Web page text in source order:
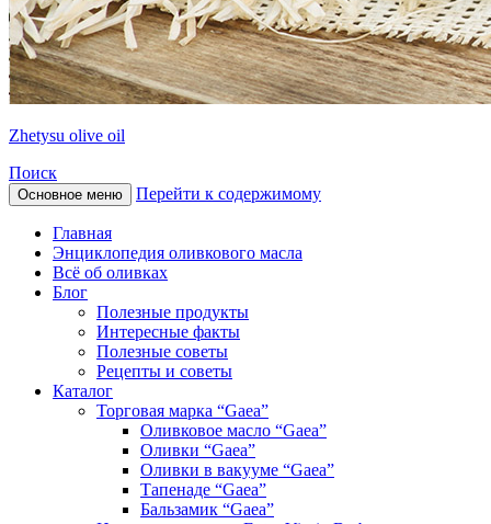
Zhetysu olive oil
Поиск
Основное меню Перейти к содержимому
Главная
Энциклопедия оливкового масла
Всё об оливках
Блог
Полезные продукты
Интересные факты
Полезные советы
Рецепты и советы
Каталог
Торговая марка “Gaea”
Оливковое масло “Gaea”
Оливки “Gaea”
Оливки в вакууме “Gaea”
Тапенаде “Gaea”
Бальзамик “Gaea”